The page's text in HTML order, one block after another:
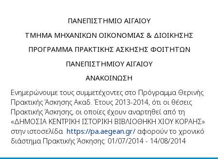
ΠΑΝΕΠΙΣΤΗΜΙΟ ΑΙΓΑΙΟΥ
ΤΜΗΜΑ ΜΗΧΑΝΙΚΩΝ ΟΙΚΟΝΟΜΙΑΣ & ΔΙΟΙΚΗΣΗΣ
ΠΡΟΓΡΑΜΜΑ ΠΡΑΚΤΙΚΗΣ ΑΣΚΗΣΗΣ ΦΟΙΤΗΤΩΝ
ΠΑΝΕΠΙΣΤΗΜΙΟΥ ΑΙΓΑΙΟΥ
ΑΝΑΚΟΙΝΩΣΗ
Ενημερώνουμε τους συμμετέχοντες στο Πρόγραμμα Θερινής
Πρακτικής Άσκησης Ακαδ. Έτους 2013-2014, ότι οι θέσεις
Πρακτικής Άσκησης, οι οποίες έχουν αναρτηθεί από τη
«ΔΗΜΟΣΙΑ ΚΕΝΤΡΙΚΗ ΙΣΤΟΡΙΚΗ ΒΙΒΛΙΟΘΗΚΗ ΧΙΟΥ ΚΟΡΑΗΣ»
στην ιστοσελίδα https://pa.aegean.gr/ αφορούν το χρονικό
διάστημα Πρακτικής Άσκησης: 01/07/2014 - 14/08/2014